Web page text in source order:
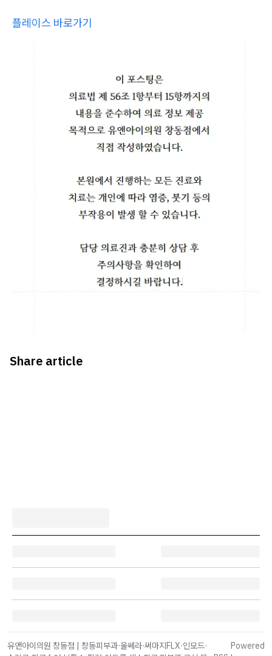
플레이스 바로가기
Share article
유앤아이의원 창동점 | 창동피부과·울쎄라·써마지FLX·인모드·
Powered